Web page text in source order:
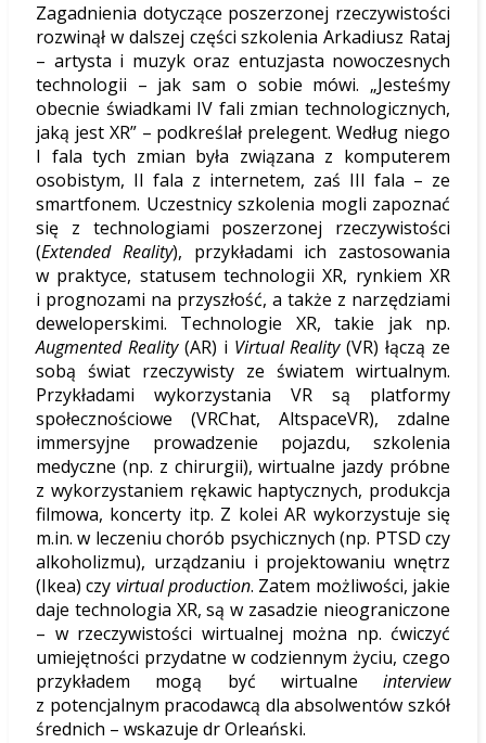
Zagadnienia dotyczące poszerzonej rzeczywistości
rozwinął w dalszej części szkolenia Arkadiusz Rataj
– artysta i muzyk oraz entuzjasta nowoczesnych
technologii – jak sam o sobie mówi. „Jesteśmy
obecnie świadkami IV fali zmian technologicznych,
jaką jest XR” – podkreślał prelegent. Według niego
I fala tych zmian była związana z komputerem
osobistym, II fala z internetem, zaś III fala – ze
smartfonem. Uczestnicy szkolenia mogli zapoznać
się z technologiami poszerzonej rzeczywistości
(Extended Reality), przykładami ich zastosowania
w praktyce, statusem technologii XR, rynkiem XR
i prognozami na przyszłość, a także z narzędziami
deweloperskimi. Technologie XR, takie jak np.
Augmented Reality(AR) i Virtual Reality(VR) łączą ze
sobą świat rzeczywisty ze światem wirtualnym.
Przykładami wykorzystania VR są platformy
społecznościowe (VRChat, AltspaceVR), zdalne
immersyjne prowadzenie pojazdu, szkolenia
medyczne (np. z chirurgii), wirtualne jazdy próbne
z wykorzystaniem rękawic haptycznych, produkcja
filmowa, koncerty itp. Z kolei AR wykorzystuje się
m.in. w leczeniu chorób psychicznych (np. PTSD czy
alkoholizmu), urządzaniu i projektowaniu wnętrz
(Ikea) czy virtual production. Zatem możliwości, jakie
daje technologia XR, są w zasadzie nieograniczone
– w rzeczywistości wirtualnej można np. ćwiczyć
umiejętności przydatne w codziennym życiu, czego
przykładem mogą być wirtualne interview
z potencjalnym pracodawcą dla absolwentów szkół
średnich – wskazuje dr Orleański.